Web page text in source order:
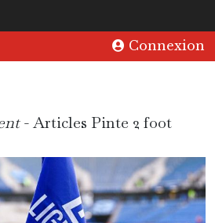
Connexion
- Articles Pinte 2 foot